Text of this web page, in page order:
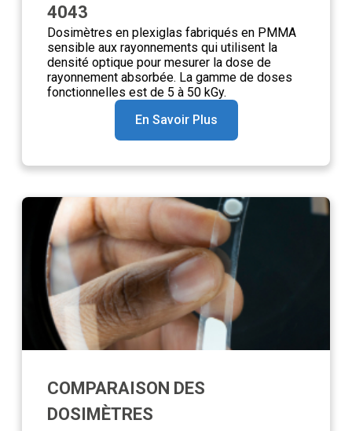
4043
Dosimètres en plexiglas fabriqués en PMMA
sensible aux rayonnements qui utilisent la
densité optique pour mesurer la dose de
rayonnement absorbée. La gamme de doses
fonctionnelles est de 5 à 50 kGy.
En Savoir Plus
COMPARAISON DES
DOSIMÈTRES